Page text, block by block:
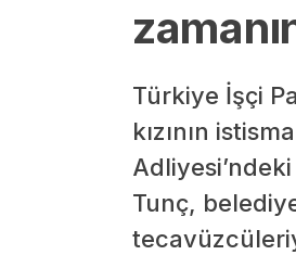
Türkiye İşçi
kızının
Tunç,